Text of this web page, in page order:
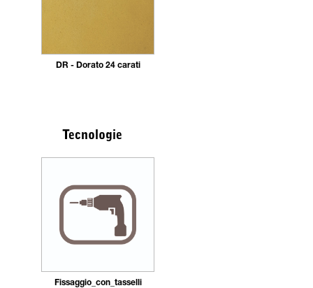
DR - Dorato 24 carati
Tecnologie
Fissaggio_con_tasselli